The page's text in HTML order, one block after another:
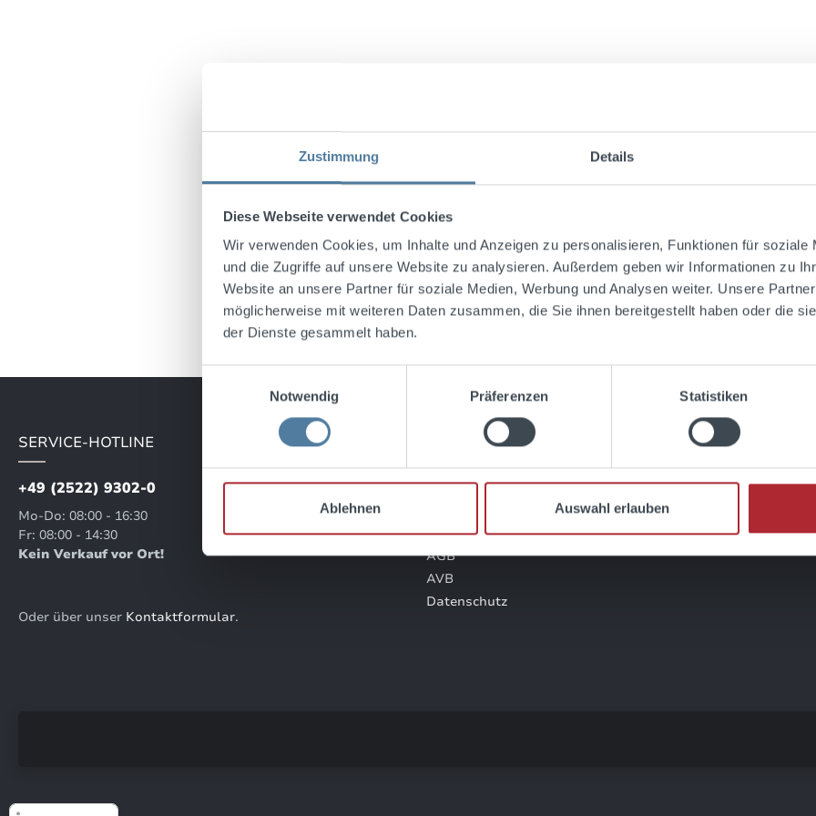
Zustimmung Details
Diese Webseite verwendet Cookies
Wir verwenden Cookies, um Inhalte und Anzeigen zu personalisieren, Funktionen für soziale
und die Zugriffe auf unsere Website zu analysieren. Außerdem geben wir Informationen zu
Website an unsere Partner für soziale Medien, Werbung und Analysen weiter. Unsere
möglicherweise mit weiteren Daten zusammen, die Sie ihnen bereitgestellt haben oder die
der Dienste gesammelt haben.
Einwilligungsauswahl
Notwendig
Präferenzen Statistiken
Ablehnen Auswahl erlauben
SERVICE-HOTLINE
+49 (2522) 9302-0
Mo-Do: 08:00 - 16:30
Fr: 08:00 - 14:30
Kein Verkauf vor Ort!
Oder über unser Kontaktformular.
SHOP SERVICE
Kontakt
Impressum
AGB
AVB
Datenschutz